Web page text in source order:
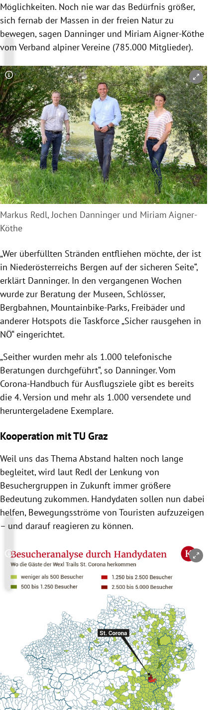
Möglichkeiten. Noch nie war das Bedürfnis größer,
sich fernab der Massen in der freien Natur zu
bewegen, sagen Danninger und Miriam Aigner-Köthe
vom Verband alpiner Vereine (785.000 Mitglieder).
Copyright-Hinweis öffnen/schließen
Markus Redl, Jochen Danninger und Miriam Aigner-
Köthe
„Wer überfüllten Stränden entfliehen möchte, der ist
in Niederösterreichs Bergen auf der sicheren Seite“,
erklärt Danninger. In den vergangenen Wochen
wurde zur Beratung der Museen, Schlösser,
Bergbahnen, Mountainbike-Parks, Freibäder und
anderer Hotspots die Taskforce „Sicher rausgehen in
NÖ“ eingerichtet.
„Seither wurden mehr als 1.000 telefonische
Beratungen durchgeführt“, so Danninger. Vom
Corona-Handbuch für Ausflugsziele gibt es bereits
die 4. Version und mehr als 1.000 versendete und
heruntergeladene Exemplare.
Kooperation mit TU Graz
Weil uns das Thema Abstand halten noch lange
begleitet, wird laut Redl der Lenkung von
Besuchergruppen in Zukunft immer größere
Bedeutung zukommen. Handydaten sollen nun dabei
helfen, Bewegungsströme von Touristen aufzuzeigen
– und darauf reagieren zu können.
Copyright-Hinweis öffnen/schließen